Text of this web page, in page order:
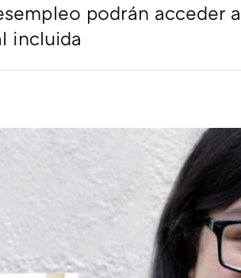
podrán acceder
incluida